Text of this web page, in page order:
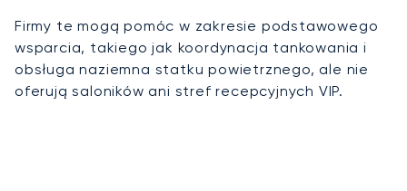
Firmy te mogą pomóc w zakresie podstawowego
wsparcia, takiego jak koordynacja tankowania i
obsługa naziemna statku powietrznego, ale nie
oferują saloników ani stref recepcyjnych VIP.